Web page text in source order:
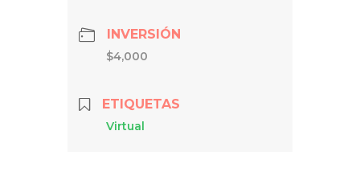
INVERSIÓN
$4,000
ETIQUETAS
Virtual